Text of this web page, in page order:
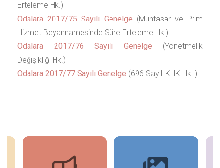
Erteleme Hk.)
Odalara 2017/75 Sayılı Genelge (Muhtasar ve Prim
Hizmet Beyannamesinde Süre Erteleme Hk.)
Odalara 2017/76 Sayılı Genelge (Yönetmelik
Değişikliği Hk.)
Odalara 2017/77 Sayılı Genelge (696 Sayılı KHK Hk. )